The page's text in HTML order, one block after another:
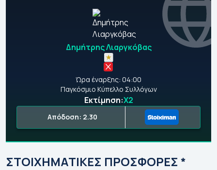
Δημήτρης Λιαργκόβας
Ώρα έναρξης: 04:00
Παγκόσμιο Κύπελλο Συλλόγων
Εκτίμηση:Χ2
Απόδοση: 2.30
ΣΤΟΙΧΗΜΑΤΙΚΕΣ ΠΡΟΣΦΟΡΕΣ *